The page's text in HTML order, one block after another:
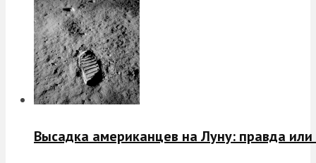
Высадка американцев на Луну: правда